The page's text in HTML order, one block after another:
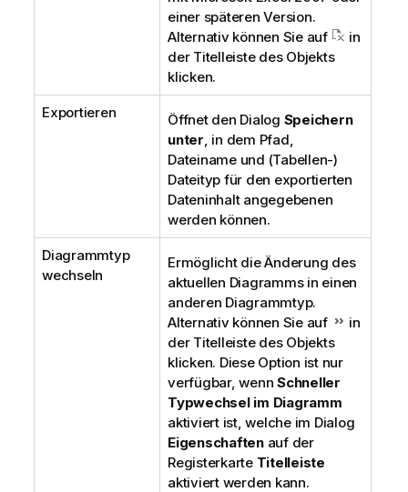
einer späteren Version.
Alternativ können Sie auf
in
der Titelleiste des Objekts
klicken.
Exportieren Öffnet den Dialog Speichern
unter , in dem Pfad,
Dateiname und (Tabellen-)
Dateityp für den exportierten
Dateninhalt angegebenen
werden können.
Diagrammtyp
wechseln
Ermöglicht die Änderung des
aktuellen Diagramms in einen
anderen Diagrammtyp.
Alternativ können Sie auf
in
der Titelleiste des Objekts
klicken. Diese Option ist nur
verfügbar, wenn Schneller
Typwechsel im Diagramm
aktiviert ist, welche im Dialog
Eigenschaftenauf der
Registerkarte Titelleiste
aktiviert werden kann.